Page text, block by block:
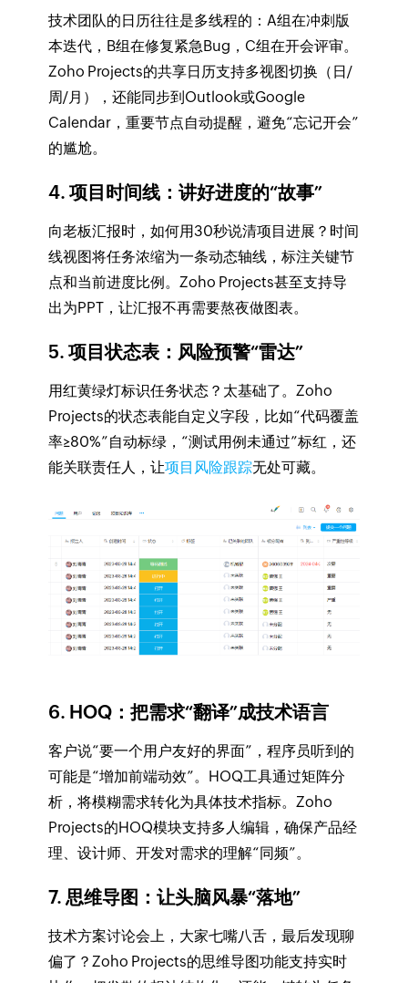
技术团队的日历往往是多线程的：A组在冲刺版
本迭代，B组在修复紧急Bug，C组在开会评审。
Zoho Projects的共享日历支持多视图切换（日/
周/月），还能同步到Outlook或Google
Calendar，重要节点自动提醒，避免“忘记开会”
的尴尬。
4. 项目时间线：讲好进度的“故事”
向老板汇报时，如何用30秒说清项目进展？时间
线视图将任务浓缩为一条动态轴线，标注关键节
点和当前进度比例。Zoho Projects甚至支持导
出为PPT，让汇报不再需要熬夜做图表。
5. 项目状态表：风险预警“雷达”
用红黄绿灯标识任务状态？太基础了。Zoho
Projects的状态表能自定义字段，比如“代码覆盖
率≥80%”自动标绿，“测试用例未通过”标红，还
能关联责任人，让项目风险跟踪无处可藏。
6. HOQ：把需求“翻译”成技术语言
客户说“要一个用户友好的界面”，程序员听到的
可能是“增加前端动效”。HOQ工具通过矩阵分
析，将模糊需求转化为具体技术指标。Zoho
Projects的HOQ模块支持多人编辑，确保产品经
理、设计师、开发对需求的理解“同频”。
7. 思维导图：让头脑风暴“落地”
技术方案讨论会上，大家七嘴八舌，最后发现聊
偏了？Zoho Projects的思维导图功能支持实时